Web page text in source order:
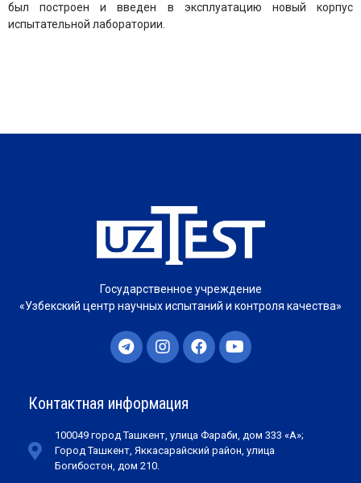
был построен и введен в эксплуатацию новый корпус
испытательной лаборатории.
Государственное учреждение
«Узбекский центр научных испытаний и контроля качества»
Контактная информация
100049 город Ташкент, улица Фараби, дом 333 «А»;
Город Ташкент, Яккасарайский район, улица
Богибостон, дом 210.